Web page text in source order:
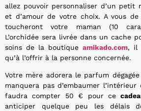
allez pouvoir personnaliser d’un petit
et d’amour de votre choix. A vous
toucheront votre maman (10
L’orchidée sera livrée dans un cache
soins de la boutique amikado.com, il
qu’à l’offrir à la personne concernée.
Votre mère adorera le parfum
manquera pas d’embaumer
faudra compter 50 € pour ce
anticiper quelque peu les délais